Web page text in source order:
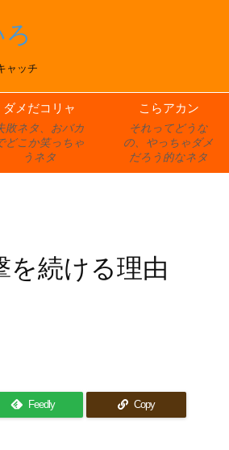
ャッチ
ダメだコリャ
敗ネタ、おバカ
どこか笑っちゃ
うネタ
こらアカン
それってどうな
の、やっちゃダメ
だろう的なネタ
を続ける理由
Feedly Copy